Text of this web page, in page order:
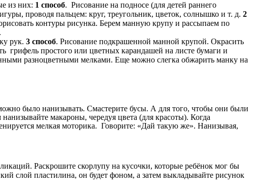
из них: 1 способ. Рисование на подносе (для детей раннего
проводя пальцем: круг, треугольник, цветок, солнышко и т. д. 2
контуры рисунка. Берем манную крупу и рассыпаем по
рук. 3 способ. Рисование подкрашенной манной крупой. Окрасить
простого или цветных карандашей на листе бумаги и
разноцветными мелками. Еще можно слегка обжарить манку на
было нанизывать. Смастерите бусы. А для того, чтобы они были
макароны, чередуя цвета (для красоты). Когда
мелкая моторика. Говорите: «Дай такую же». Нанизывая,
Раскрошите скорлупу на кусочки, которые ребёнок мог бы
слой пластилина, он будет фоном, а затем выкладывайте рисунок